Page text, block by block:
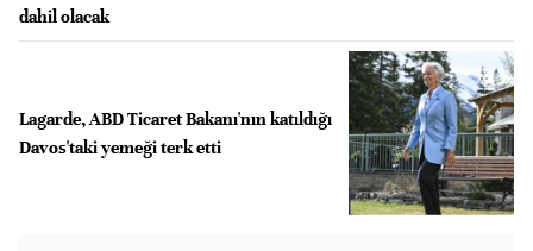
dahil olacak
Lagarde, ABD Ticaret Bakanı'nın katıldığı
Davos'taki yemeği terk etti